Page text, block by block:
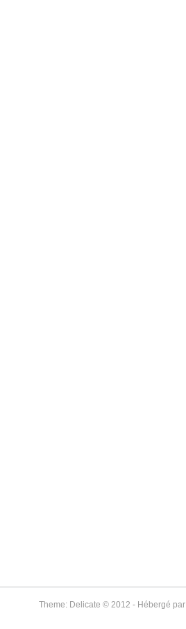
Theme: Delicate © 2012 - Hébergé par